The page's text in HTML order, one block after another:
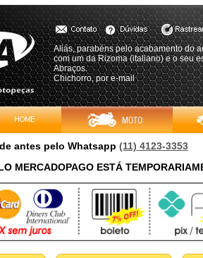
Aliás, parabéns pelo acabamento do
com um da Rizoma (italiano) e o seu
Abraços.
Chichorro, por e-mail
antes pelo Whatsapp (11) 4123-3353
MERCADOPAGO ESTÁ